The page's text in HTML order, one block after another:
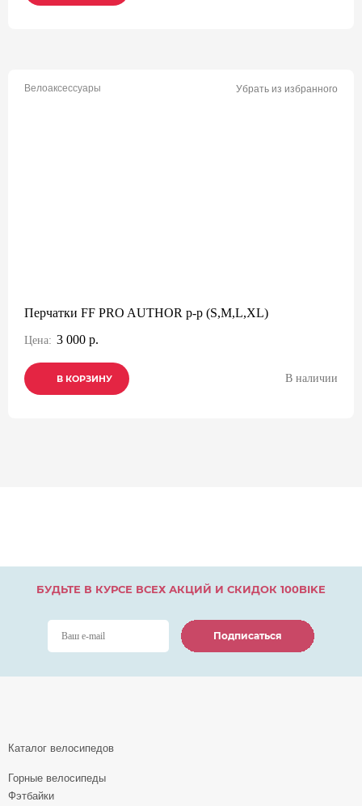
Велоаксессуары Убрать из избранного
Перчатки FF PRO AUTHOR p-p (S,M,L,XL)
Цена: 3 000 р.
В КОРЗИНУ
В КОРЗИНУ
В КОРЗИНУ В наличии
БУДЬТЕ В КУРСЕ ВСЕХ АКЦИЙ И СКИДОК 100BIKE
Подписаться
Подписаться
Подписаться
Каталог велосипедов
Горные велосипеды
Фэтбайки